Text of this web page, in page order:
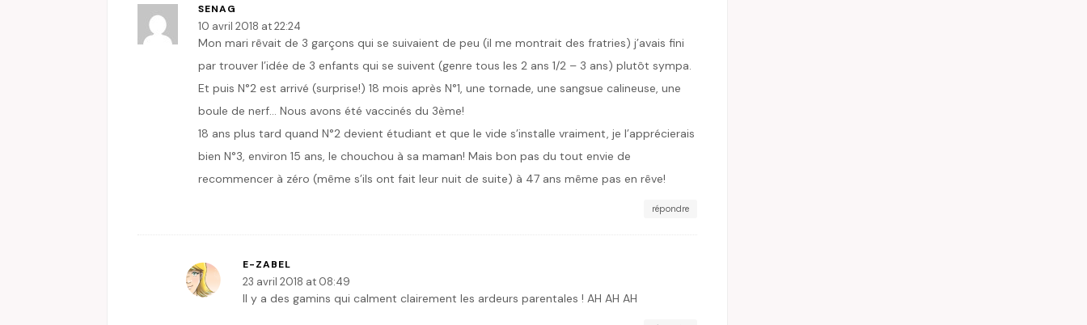
SENAG
10 avril 2018 at 22:24
Mon mari rêvait de 3 garçons qui se suivaient de peu (il me montrait des fratries) j’avais fini
par trouver l’idée de 3 enfants qui se suivent (genre tous les 2 ans 1/2 – 3 ans) plutôt sympa.
Et puis N°2 est arrivé (surprise!) 18 mois après N°1, une tornade, une sangsue calineuse, une
boule de nerf… Nous avons été vaccinés du 3ème!
18 ans plus tard quand N°2 devient étudiant et que le vide s’installe vraiment, je l’apprécierais
bien N°3, environ 15 ans, le chouchou à sa maman! Mais bon pas du tout envie de
recommencer à zéro (même s’ils ont fait leur nuit de suite) à 47 ans même pas en rêve!
répondre
E-ZABEL
23 avril 2018 at 08:49
Il y a des gamins qui calment clairement les ardeurs parentales ! AH AH AH